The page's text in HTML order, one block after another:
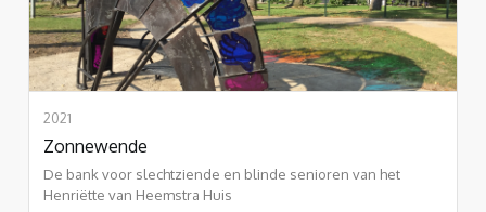
2021
Zonnewende
De bank voor slechtziende en blinde senioren van het
Henriëtte van Heemstra Huis